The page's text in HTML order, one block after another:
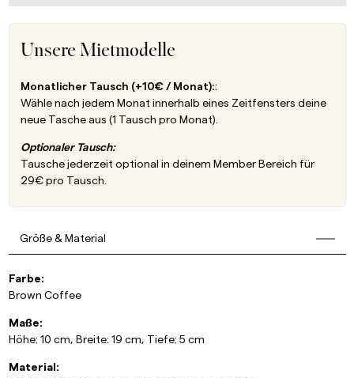
Unsere Mietmodelle
Monatlicher Tausch (+10€ / Monat)::
Wähle nach jedem Monat innerhalb eines Zeitfensters deine
neue Tasche aus (1 Tausch pro Monat).
Optionaler Tausch:
Tausche jederzeit optional in deinem Member Bereich für
29€ pro Tausch.
Größe & Material
Farbe:
Brown Coffee
Maße:
Höhe: 10 cm, Breite: 19 cm, Tiefe: 5 cm
Material: